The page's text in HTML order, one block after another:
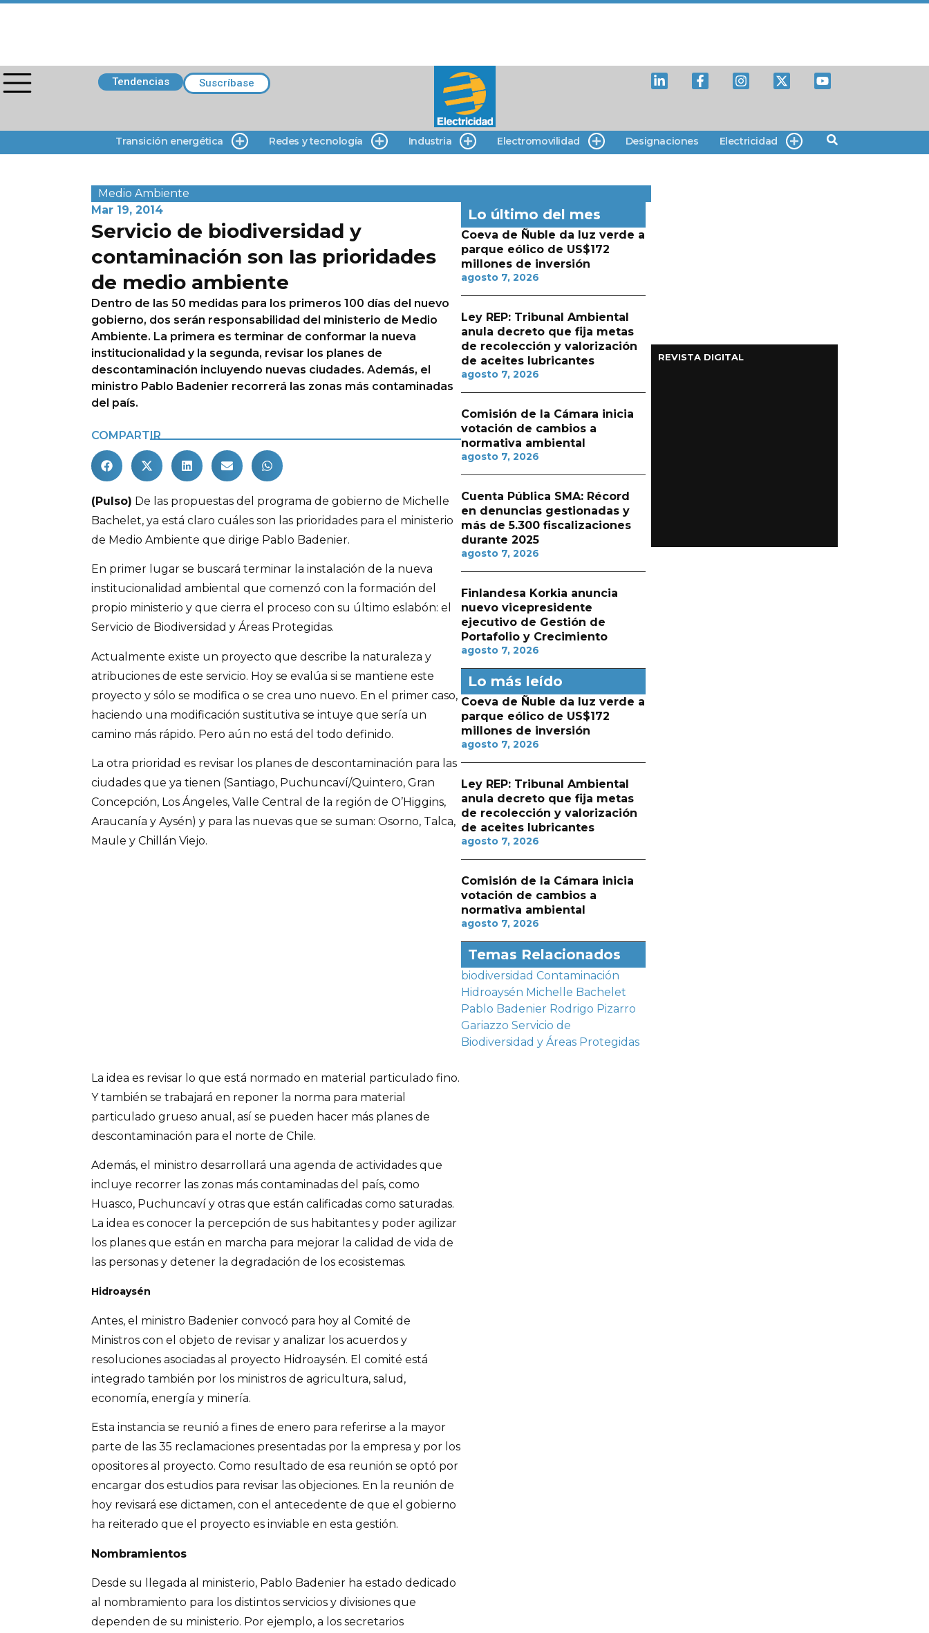
Tendencias Suscríbase
Transición energética Redes y tecnología Industria Electromovilidad Designaciones Electricidad
Medio Ambiente
Mar 19, 2014
Servicio de biodiversidad y
contaminación son las prioridades
de medio ambiente
Dentro de las 50 medidas para los primeros 100 días del nuevo
gobierno, dos serán responsabilidad del ministerio de Medio
Ambiente. La primera es terminar de conformar la nueva
institucionalidad y la segunda, revisar los planes de
descontaminación incluyendo nuevas ciudades. Además, el
ministro Pablo Badenier recorrerá las zonas más contaminadas
del país.
COMPARTIR
(Pulso) De las propuestas del programa de gobierno de Michelle
Bachelet, ya está claro cuáles son las prioridades para el ministerio
de Medio Ambiente que dirige Pablo Badenier.
En primer lugar se buscará terminar la instalación de la nueva
institucionalidad ambiental que comenzó con la formación del
propio ministerio y que cierra el proceso con su último eslabón: el
Servicio de Biodiversidad y Áreas Protegidas.
Actualmente existe un proyecto que describe la naturaleza y
atribuciones de este servicio. Hoy se evalúa si se mantiene este
proyecto y sólo se modifica o se crea uno nuevo. En el primer caso,
haciendo una modificación sustitutiva se intuye que sería un
camino más rápido. Pero aún no está del todo definido.
La otra prioridad es revisar los planes de descontaminación para las
ciudades que ya tienen (Santiago, Puchuncaví/Quintero, Gran
Concepción, Los Ángeles, Valle Central de la región de O’Higgins,
Araucanía y Aysén) y para las nuevas que se suman: Osorno, Talca,
Maule y Chillán Viejo.
La idea es revisar lo que está normado en material particulado fino.
Y también se trabajará en reponer la norma para material
particulado grueso anual, así se pueden hacer más planes de
descontaminación para el norte de Chile.
Además, el ministro desarrollará una agenda de actividades que
incluye recorrer las zonas más contaminadas del país, como
Huasco, Puchuncaví y otras que están calificadas como saturadas.
La idea es conocer la percepción de sus habitantes y poder agilizar
los planes que están en marcha para mejorar la calidad de vida de
las personas y detener la degradación de los ecosistemas.
Hidroaysén
Antes, el ministro Badenier convocó para hoy al Comité de
Ministros con el objeto de revisar y analizar los acuerdos y
resoluciones asociadas al proyecto Hidroaysén. El comité está
integrado también por los ministros de agricultura, salud,
economía, energía y minería.
Esta instancia se reunió a fines de enero para referirse a la mayor
parte de las 35 reclamaciones presentadas por la empresa y por los
opositores al proyecto. Como resultado de esa reunión se optó por
encargar dos estudios para revisar las objeciones. En la reunión de
hoy revisará ese dictamen, con el antecedente de que el gobierno
ha reiterado que el proyecto es inviable en esta gestión.
Nombramientos
Desde su llegada al ministerio, Pablo Badenier ha estado dedicado
al nombramiento para los distintos servicios y divisiones que
dependen de su ministerio. Por ejemplo, a los secretarios
Lo último del mes
Coeva de Ñuble da luz verde a
parque eólico de US$172
millones de inversión
agosto 7, 2026
Ley REP: Tribunal Ambiental
anula decreto que fija metas
de recolección y valorización
de aceites lubricantes
agosto 7, 2026
Comisión de la Cámara inicia
votación de cambios a
normativa ambiental
agosto 7, 2026
Cuenta Pública SMA: Récord
en denuncias gestionadas y
más de 5.300 fiscalizaciones
durante 2025
agosto 7, 2026
Finlandesa Korkia anuncia
nuevo vicepresidente
ejecutivo de Gestión de
Portafolio y Crecimiento
agosto 7, 2026
Lo más leído
Coeva de Ñuble da luz verde a
parque eólico de US$172
millones de inversión
agosto 7, 2026
Ley REP: Tribunal Ambiental
anula decreto que fija metas
de recolección y valorización
de aceites lubricantes
agosto 7, 2026
Comisión de la Cámara inicia
votación de cambios a
normativa ambiental
agosto 7, 2026
Temas Relacionados
biodiversidad Contaminación
Hidroaysén Michelle Bachelet
Pablo Badenier Rodrigo Pizarro
Gariazzo Servicio de
Biodiversidad y Áreas Protegidas
REVISTA DIGITAL